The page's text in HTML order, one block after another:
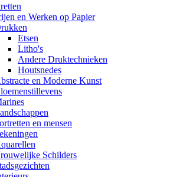
en Werken op Papier
Etsen
Litho's
Andere Druktechnieken
Houtsnedes
en Moderne Kunst
en mensen
Schilders